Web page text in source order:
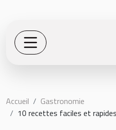
Accueil
Gastronomie
10 recettes faciles et